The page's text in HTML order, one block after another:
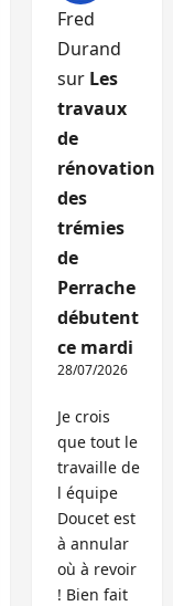
Fred
Durand
sur Les
travaux
de
rénovation
des
trémies
de
Perrache
débutent
ce mardi
28/07/2026
Je crois
que tout le
travaille de
l équipe
Doucet est
à annular
où à revoir
! Bien fait